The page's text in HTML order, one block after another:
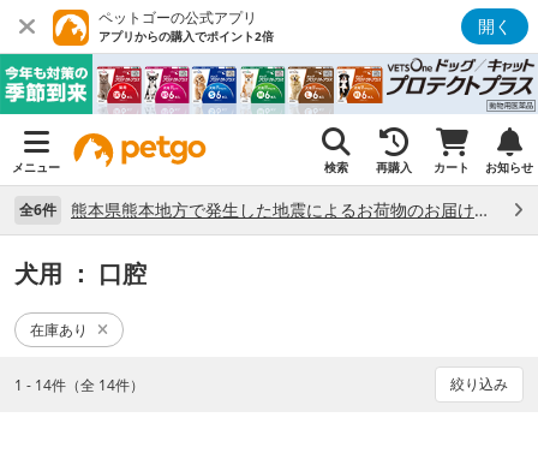
ペットゴーの公式アプリ
アプリからの購入でポイント2倍 開く
メニュー 検索 再購入 カート お知らせ
全6件 熊本県熊本地方で発生した地震によるお荷物のお届け状況について （7/28）
犬用 ： 口腔
在庫あり
1 - 14件（全 14件） 絞り込み